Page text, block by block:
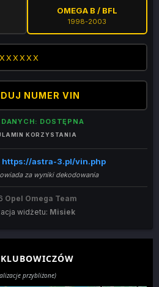
OMEGA B / BFL
1998-2003
NUMER VIN
DOSTĘPNA
KORZYSTANIA
https://astra-3.pl/vin.php
za wyniki dekodowania
Opel Omega Team
widżetu: Misiek
przybliżone)